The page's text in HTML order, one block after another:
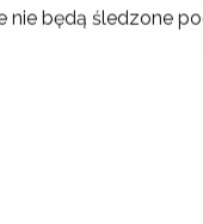
nie będą śledzone